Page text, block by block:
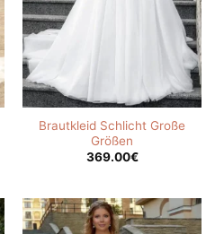
Brautkleid Schlicht Große
Größen
369.00€